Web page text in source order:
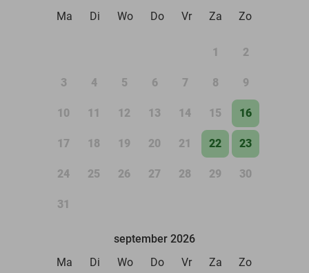
Ma
Di Wo Do Vr Za Zo
1 2
3 4 5 6 7 8 9
10 11 12 13 14 15 16
17 18 19 20 21 22 23
24 25 26 27 28 29 30
31
september 2026
Ma
Di Wo Do Vr Za Zo